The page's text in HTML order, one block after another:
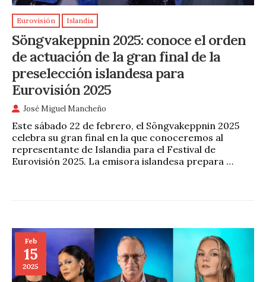
Eurovisión Islandia
Söngvakeppnin 2025: conoce el orden
de actuación de la gran final de la
preselección islandesa para
Eurovisión 2025
José Miguel Mancheño
Este sábado 22 de febrero, el Söngvakeppnin 2025
celebra su gran final en la que conoceremos al
representante de Islandia para el Festival de
Eurovisión 2025. La emisora islandesa prepara …
Feb
15
2025